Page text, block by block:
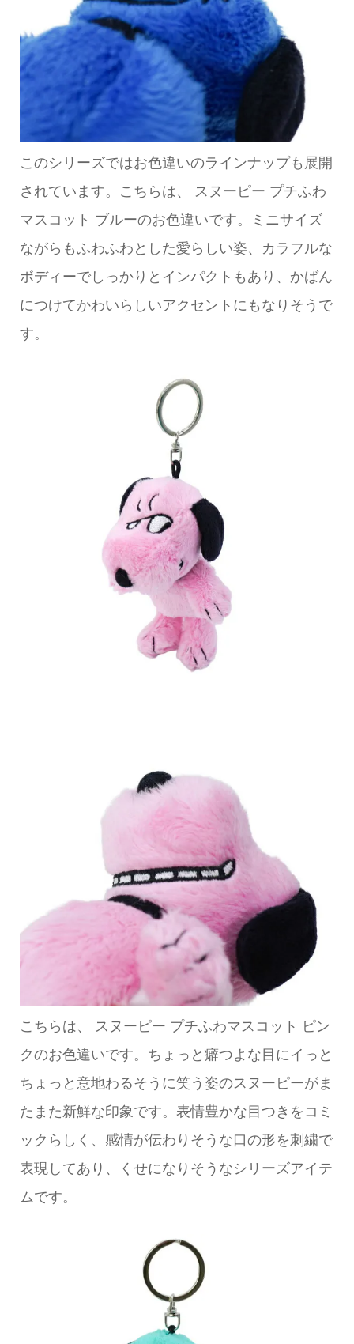
このシリーズではお色違いのラインナップも展開
されています。こちらは、 スヌーピー プチふわ
マスコット ブルーのお色違いです。ミニサイズ
ながらもふわふわとした愛らしい姿、カラフルな
ボディーでしっかりとインパクトもあり、かばん
につけてかわいらしいアクセントにもなりそうで
す。
こちらは、 スヌーピー プチふわマスコット ピン
クのお色違いです。ちょっと癖つよな目にイっと
ちょっと意地わるそうに笑う姿のスヌーピーがま
たまた新鮮な印象です。表情豊かな目つきをコミ
ックらしく、感情が伝わりそうな口の形を刺繍で
表現してあり、くせになりそうなシリーズアイテ
ムです。